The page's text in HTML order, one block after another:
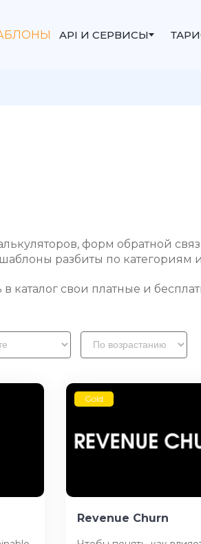
API И СЕРВИСЫ
форм обратной
разбиты по категориям
каталог свои платные и
Gold
Revenue Churn